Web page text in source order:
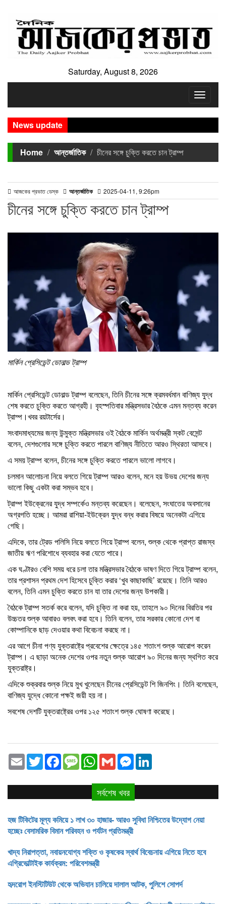
Saturday, August 8, 2026
Toggle
News update
Home আন্তর্জাতিক চীনের সঙ্গে চুক্তি করতে চান ট্রাম্প
আজকের প্রভাত ডেস্ক আন্তর্জাতিক 2025-04-11, 9:26pm
চীনের সঙ্গে চুক্তি করতে চান ট্রাম্প
মার্কিন প্রেসিডেন্ট ডোনাল্ড ট্রাম্প
মার্কিন প্রেসিডেন্ট ডোনাল্ড ট্রাম্প বলেছেন, তিনি চীনের সঙ্গে ক্রমবর্ধমান বাণিজ্য যুদ্ধ
শেষ করতে চুক্তি করতে আগ্রহী। বৃহস্পতিবার মন্ত্রিসভার বৈঠকে এমন মন্তব্য করেন
ট্রাম্প।খবর রয়টার্সের।
সংবাদমাধ্যমের জন্য উন্মুক্ত মন্ত্রিসভার ওই বৈঠকে মার্কিন অর্থমন্ত্রী স্কট বেসেন্ট
বলেন, দেশগুলোর সঙ্গে চুক্তি করতে পারলে বাণিজ্য নীতিতে আরও স্থিরতা আসবে।
এ সময় ট্রাম্প বলেন, চীনের সঙ্গে চুক্তি করতে পারলে ভালো লাগবে।
চলমান আলোচনা নিয়ে বলতে গিয়ে ট্রাম্প আরও বলেন, মনে হয় উভয় দেশের জন্য
ভালো কিছু একটা করা সম্ভব হবে।
ট্রাম্প ইউক্রেনের যুদ্ধ সম্পর্কেও মন্তব্য করেছেন। বলেছেন, সংঘাতের অবসানের
অগ্রগতি হচ্ছে। আমরা রাশিয়া-ইউক্রেন যুদ্ধ বন্ধ করার বিষয়ে অনেকটা এগিয়ে
গেছি।
এদিকে, তার ট্রেড পলিসি নিয়ে বলতে গিয়ে ট্রাম্প বলেন, শুল্ক থেকে প্রাপ্ত রাজস্ব
জাতীয় ঋণ পরিশোধে ব্যবহার করা যেতে পারে।
এক ঘণ্টারও বেশি সময় ধরে চলা তার মন্ত্রিসভার বৈঠকে ভাষণ দিতে গিয়ে ট্রাম্প বলেন,
তার প্রশাসন প্রথম দেশ হিসেবে চুক্তি করার ‘খুব কাছাকাছি’ রয়েছে। তিনি আরও
বলেন, তিনি এমন চুক্তি করতে চান যা তার দেশের জন্য উপকারী।
বৈঠকে ট্রাম্প সতর্ক করে বলেন, যদি চুক্তি না করা হয়, তাহলে ৯০ দিনের বিরতির পর
উচ্চতর শুল্ক আবারও বলবৎ করা হবে। তিনি বলেন, তার সরকার কোনো দেশ বা
কোম্পানিকে ছাড় দেওয়ার কথা বিবেচনা করছে না।
এর আগে চীনা পণ্য যুক্তরাষ্ট্রে প্রবেশের ক্ষেত্রে ১৪৫ শতাংশ শুল্ক আরোপ করেন
ট্রাম্প। এ ছাড়া অনেক দেশের ওপর নতুন শুল্ক আরোপ ৯০ দিনের জন্য স্থগিত করে
যুক্তরাষ্ট্র।
এদিকে শুক্রবার শুল্ক নিয়ে মুখ খুলেছেন চীনের প্রেসিডেন্ট শি জিনপিং। তিনি বলেছেন,
বাণিজ্য যুদ্ধে কোনো পক্ষই জয়ী হয় না।
সবশেষ দেশটি যুক্তরাষ্ট্রের ওপর ১২৫ শতাংশ শুল্ক ঘোষণা করেছে।
EmailTwitterFacebookMessageWhatsApp
GmailMessenger
সর্বশেষ খবর
হজ টিকিটের মূল্য কমিয়ে ১ লাখ ৩০ হাজার- আরও সুবিধা নিশ্চিতের উদ্যোগ নেয়া
হচ্ছেঃ বেসামরিক বিমান পরিবহন ও পর্যটন প্রতিমন্ত্রী
খাদ্য নিরাপত্তা, নবায়নযোগ্য শক্তি ও কৃষকের স্বার্থ বিবেচনায় এগিয়ে নিতে হবে
এগ্রিভোল্টাইক কার্যক্রম: পরিবেশমন্ত্রী
হৃদরোগ ইনস্টিটিউট থেকে অভিযান চালিয়ে দালাল আটক, পুলিশে সোপর্দ
সুন্দরবনের বাঘ ও আবাসস্থল রক্ষায় সরকার বদ্ধপরিকর: পরিবেশমন্ত্রী আবদুল আউয়াল